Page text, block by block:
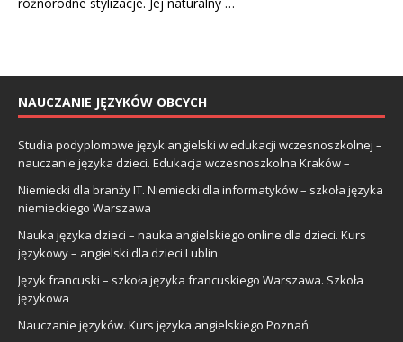
NAUCZANIE JĘZYKÓW OBCYCH
Studia podyplomowe język angielski w edukacji wczesnoszkolnej –
nauczanie języka dzieci. Edukacja wczesnoszkolna Kraków –
Niemiecki dla branży IT. Niemiecki dla informatyków – szkoła języka
niemieckiego Warszawa
Nauka języka dzieci – nauka angielskiego online dla dzieci. Kurs
językowy – angielski dla dzieci Lublin
Język francuski – szkoła języka francuskiego Warszawa. Szkoła
językowa
Nauczanie języków. Kurs języka angielskiego Poznań